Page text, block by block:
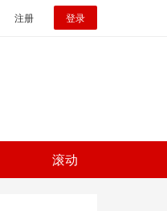
注册 登录
滚动